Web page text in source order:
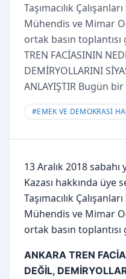
Taşımacılık
Mühendis ve Mimar
ortak basın
TREN FACİASININ
DEMİRYOLLARINI
ANLAYIŞTIR Bugün
#EMEK VE DEMOKRASİ
13 Aralık 2018
Kazası hakkında üye
Taşımacılık
Mühendis ve Mimar
ortak basın
ANKARA TREN
DEĞİL,